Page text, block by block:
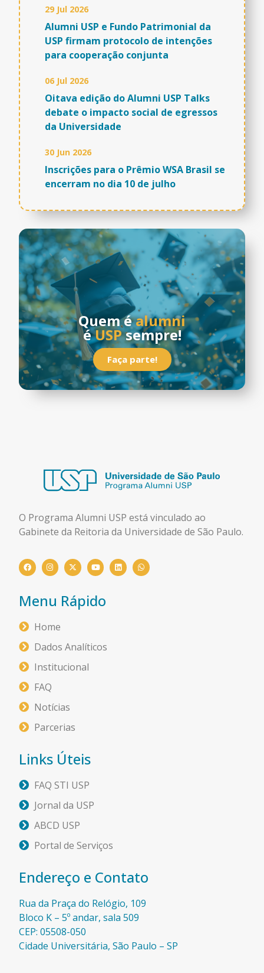
29 Jul 2026
Alumni USP e Fundo Patrimonial da
USP firmam protocolo de intenções
para cooperação conjunta
06 Jul 2026
Oitava edição do Alumni USP Talks
debate o impacto social de egressos
da Universidade
30 Jun 2026
Inscrições para o Prêmio WSA Brasil se
encerram no dia 10 de julho
Quem éalumni
éUSPsempre!
Faça parte!
O Programa Alumni USP está vinculado ao
Gabinete da Reitoria da Universidade de São Paulo.
Menu Rápido
Home
Dados Analíticos
Institucional
FAQ
Notícias
Parcerias
Links Úteis
FAQ STI USP
Jornal da USP
ABCD USP
Portal de Serviços
Endereço e Contato
Rua da Praça do Relógio, 109
Bloco K – 5º andar, sala 509
CEP: 05508-050
Cidade Universitária, São Paulo – SP​